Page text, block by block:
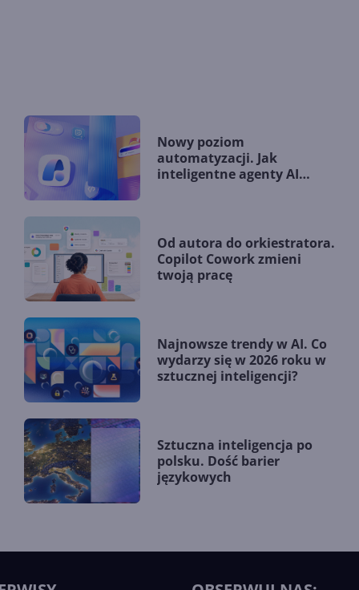
Nowy poziom
automatyzacji. Jak
inteligentne agenty AI
Od autora do orkiestratora.
Copilot Cowork zmieni
twoją pracę
Najnowsze trendy w AI. Co
wydarzy się w 2026 roku w
sztucznej inteligencji?
Sztuczna inteligencja po
polsku. Dość barier
językowych